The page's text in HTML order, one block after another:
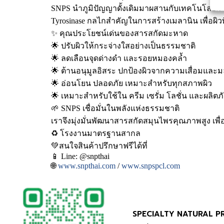
SNPS นำภูมิปัญญาดั้งเดิมมาผสานกับเทคโนโลยี
Tyrosinase กลไกสำคัญในการสร้างเมลานิน เพื่อผิ
✨ คุณประโยชน์เด่นของสารสกัดมะหาด
🌟 ปรับผิวให้กระจ่างใสอย่างเป็นธรรมชาติ
🌟 ลดเลือนจุดด่างดำ และรอยหมองคล้ำ
🌟 ต้านอนุมูลอิสระ ปกป้องผิวจากความเสื่อมและ
🌟 อ่อนโยน ปลอดภัย เหมาะสำหรับทุกสภาพผิว
🌟 เหมาะสำหรับใช้ใน ครีม เซรั่ม โลชั่น และผลิ
🌱 SNPS เชื่อมั่นในพลังแห่งธรรมชาติ
เราจึงมุ่งมั่นพัฒนาสารสกัดสมุนไพรคุณภาพสูง เ
♻️ โรงงานมาตรฐานสากล
💚สนใจสินค้าปรึกษาฟรีได้ที่
📱 Line: @snpthai
🌐www.snpthai.com /www.snpspcl.com
SPECIALTY NATURAL